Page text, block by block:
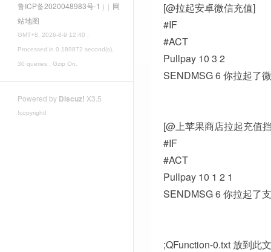
鲁ICP备2020048983号-1 ) | 网
站地图
GMT+8, 2026-8-9 12:40 ,
Processed in 0.189872 second(s),
30 queries , Gzip On.
Powered by Discuz! X3.5
!copyright!
[@拉起安卓微信充值]
#IF
#ACT
Pullpay 10 3 2
SENDMSG 6 你拉起了
[@上苹果商店拉起充值
#IF
#ACT
Pullpay 10 1 2 1
SENDMSG 6 你拉起了
;QFunction-0.txt 放到此